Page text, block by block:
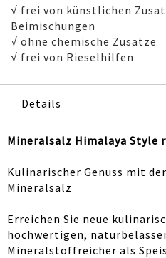
√ frei von künstlichen
Beimischungen
√ ohne chemische Zusätze
√ frei von Rieselhilfen
Details
Mineralsalz Himalaya Style
Kulinarischer Genuss mit
Mineralsalz
Erreichen Sie neue
hochwertigen,
Mineralstoffreicher als